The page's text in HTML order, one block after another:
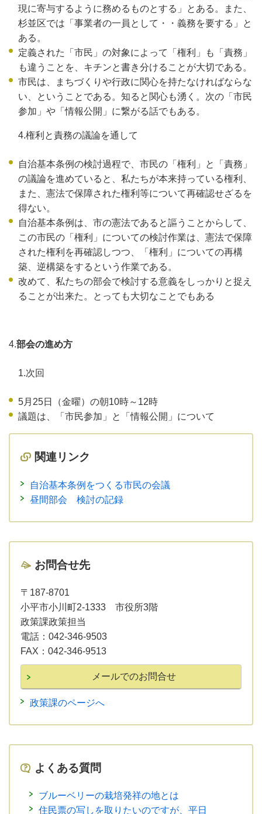
現に寄与するように務めるものとする」とある。また、
杉並区では「事業者の一員として・・義務を要する」と
ある。
定義された「市民」の対象によって「権利」も「責務」
も違うことを、キチンと書き分けることが大切である。
市民は、まちづくりや行政に関心を持たなければならな
い、ということである。知ると関心も湧く。次の「市民
参加」や「情報公開」に繋がる話でもある。
4.権利と責務の議論を通して
自治基本条例の検討過程で、市民の「権利」と「責務」
の議論を進めていると、私たちが本来持っている権利、
また、憲法で保障された権利等について再確認せざるを
得ない。
自治基本条例は、市の憲法であると謳うことからして、
この市民の「権利」についての検討作業は、憲法で保障
された権利を再確認しつつ、「権利」についての再構
築、逆構築をするという作業である。
改めて、私たちの部会で検討する意義をしっかりと捉え
ることが出来た。とっても大切なことでもある
4.部会の進め方
1.次回
5月25日（金曜）の朝10時～12時
議題は、「市民参加」と「情報公開」について
関連リンク
自治基本条例をつくる市民の会議
昼間部会 検討の記録
お問合せ先
〒187-8701
小平市小川町2-1333 市役所3階
政策課政策担当
電話： 042-346-9503
FAX： 042-346-9513
政策課のページへ
よくある質問
ブルーベリーの栽培発祥の地とは
住民票の写しを取りたいのですが、平日